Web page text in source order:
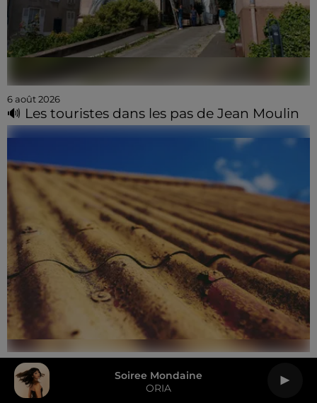
Soiree Mondaine
ORIA
6 août 2026
🔊 Les touristes dans les pas de Jean Moulin
6 août 2026
Le SICTOM BBI collecte vos déchets
amiantés